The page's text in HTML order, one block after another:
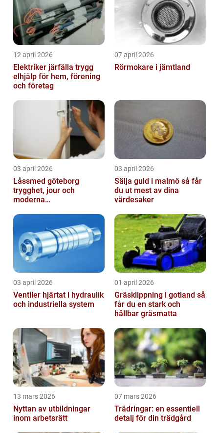
12 april 2026
Elektriker järfälla trygg
elhjälp för hem, förening
och företag
07 april 2026
Rörmokare i jämtland
03 april 2026
Låssmed göteborg
trygghet, jour och
moderna
03 april 2026
Sälja guld i malmö så får
du ut mest av dina
värdesaker
03 april 2026
Ventiler hjärtat i hydraulik
och industriella system
01 april 2026
Gräsklippning i gotland så
får du en stark och
hållbar gräsmatta
13 mars 2026
Nyttan av utbildningar
inom arbetsrätt
07 mars 2026
Trädringar: en essentiell
detalj för din trädgård